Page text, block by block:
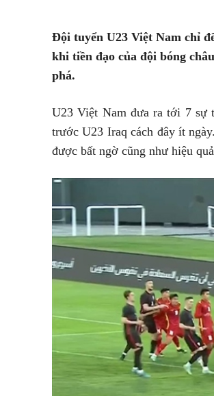
Đội tuyển U23 Việt Nam chỉ
khi tiền đạo của đội bóng
phá.
U23 Việt Nam đưa ra tới 7 sự
trước U23 Iraq cách đây ít
được bất ngờ cũng như hiệu